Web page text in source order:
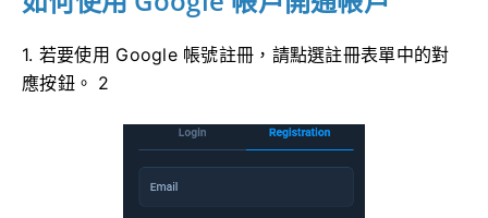
1. 若要使用 Google 帳號註冊，請點選註冊表單中的對
應按鈕。 2